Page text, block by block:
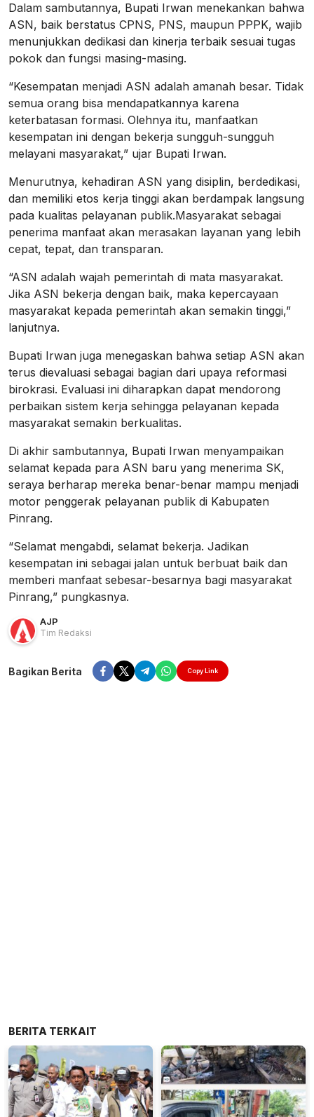
Dalam sambutannya, Bupati Irwan menekankan bahwa
ASN, baik berstatus CPNS, PNS, maupun PPPK, wajib
menunjukkan dedikasi dan kinerja terbaik sesuai tugas
pokok dan fungsi masing-masing.
“Kesempatan menjadi ASN adalah amanah besar. Tidak
semua orang bisa mendapatkannya karena
keterbatasan formasi. Olehnya itu, manfaatkan
kesempatan ini dengan bekerja sungguh-sungguh
melayani masyarakat,” ujar Bupati Irwan.
Menurutnya, kehadiran ASN yang disiplin, berdedikasi,
dan memiliki etos kerja tinggi akan berdampak langsung
pada kualitas pelayanan publik.Masyarakat sebagai
penerima manfaat akan merasakan layanan yang lebih
cepat, tepat, dan transparan.
“ASN adalah wajah pemerintah di mata masyarakat.
Jika ASN bekerja dengan baik, maka kepercayaan
masyarakat kepada pemerintah akan semakin tinggi,”
lanjutnya.
Bupati Irwan juga menegaskan bahwa setiap ASN akan
terus dievaluasi sebagai bagian dari upaya reformasi
birokrasi. Evaluasi ini diharapkan dapat mendorong
perbaikan sistem kerja sehingga pelayanan kepada
masyarakat semakin berkualitas.
Di akhir sambutannya, Bupati Irwan menyampaikan
selamat kepada para ASN baru yang menerima SK,
seraya berharap mereka benar-benar mampu menjadi
motor penggerak pelayanan publik di Kabupaten
Pinrang.
“Selamat mengabdi, selamat bekerja. Jadikan
kesempatan ini sebagai jalan untuk berbuat baik dan
memberi manfaat sebesar-besarnya bagi masyarakat
Pinrang,” pungkasnya.
AJP
Tim Redaksi
Bagikan Berita Copy Link
BERITA TERKAIT